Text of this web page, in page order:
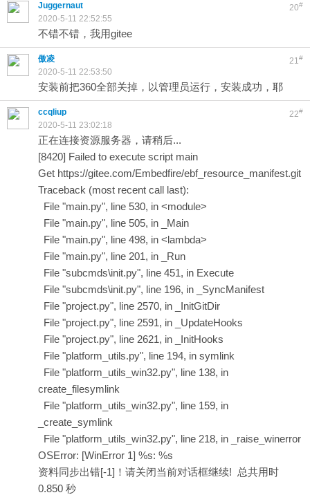
20#
Juggernaut
2020-5-11 22:52:55
不错不错，我用gitee
21#
傲凌
2020-5-11 22:53:50
安装前把360全部关掉，以管理员运行，安装成功，耶
22#
ccqliup
2020-5-11 23:02:18
正在连接资源服务器，请稍后...
[8420] Failed to execute script main
Get https://gitee.com/Embedfire/ebf_resource_manifest.git
Traceback (most recent call last):
File "main.py", line 530, in <module>
File "main.py", line 505, in _Main
File "main.py", line 498, in <lambda>
File "main.py", line 201, in _Run
File "subcmds\init.py", line 451, in Execute
File "subcmds\init.py", line 196, in _SyncManifest
File "project.py", line 2570, in _InitGitDir
File "project.py", line 2591, in _UpdateHooks
File "project.py", line 2621, in _InitHooks
File "platform_utils.py", line 194, in symlink
File "platform_utils_win32.py", line 138, in
create_filesymlink
File "platform_utils_win32.py", line 159, in
_create_symlink
File "platform_utils_win32.py", line 218, in _raise_winerror
OSError: [WinError 1] %s: %s
资料同步出错[-1]！请关闭当前对话框继续! 总共用时
0.850 秒